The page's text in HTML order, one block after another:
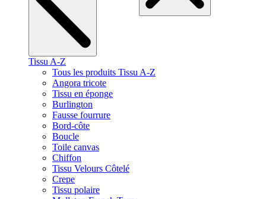
Tissu A-Z
Tous les produits Tissu A-Z
Angora tricote
Tissu en éponge
Burlington
Fausse fourrure
Bord-côte
Boucle
Toile canvas
Chiffon
Tissu Velours Côtelé
Crepe
Tissu polaire